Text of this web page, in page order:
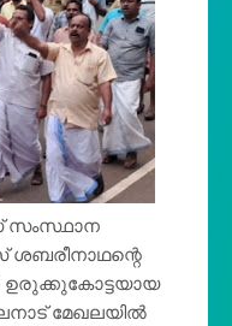
സംസ്ഥാന
ഉരുക്കുകോട്ടയായ
മേഖലയിൽ